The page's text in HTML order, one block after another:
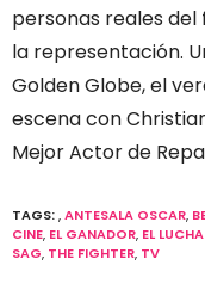
personas reales
la representación.
Golden Globe, el
escena con
Mejor Actor de
TAGS:,ANTESALA OSCAR,
CINE, EL GANADOR, EL
SAG, THE FIGHTER, TV